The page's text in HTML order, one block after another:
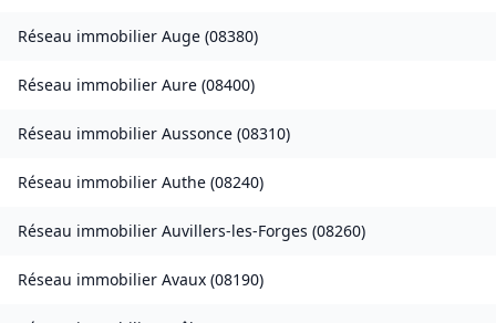
Réseau immobilier Auge (08380)
Réseau immobilier Aure (08400)
Réseau immobilier Aussonce (08310)
Réseau immobilier Authe (08240)
Réseau immobilier Auvillers-les-Forges (08260)
Réseau immobilier Avaux (08190)